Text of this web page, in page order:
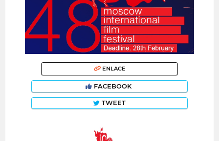
ENLACE
FACEBOOK
TWEET